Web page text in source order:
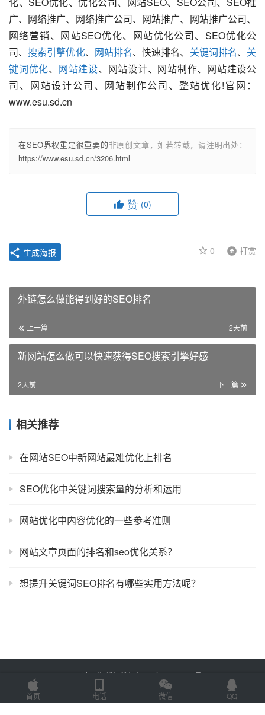
广、网络推广、网络推广公司、网站推广、网站推广公司、
网络营销、网站SEO优化、网站优化公司、SEO优化公
司、搜索引擎优化、 网站排名、快速排名、 关键词排名、 关
键词优化、 网站建设、网站设计、网站制作、网站建设公
司、网站设计公司、网站制作公司、整站优化!官网：
www.esu.sd.cn
在SEO界权重是很重要的非原创文章，如若转载，请注明出处：
https://www.esu.sd.cn/3206.html
赞 (0)
0 打赏
生成海报
外链怎么做能得到好的SEO排名
上一篇 2天前
新网站怎么做可以快速获得SEO搜索引擎好感
下一篇
2天前
相关推荐
在网站SEO中新网站最难优化上排名
SEO优化中关键词搜索量的分析和运用
网站优化中内容优化的一些参考准则
网站文章页面的排名和seo优化关系？
想提升关键词SEO排名有哪些实用方法呢？
Copyright © 2025 易速网络 版权所有 鲁ICP备18058483号-3
首页
电话 微信 QQ